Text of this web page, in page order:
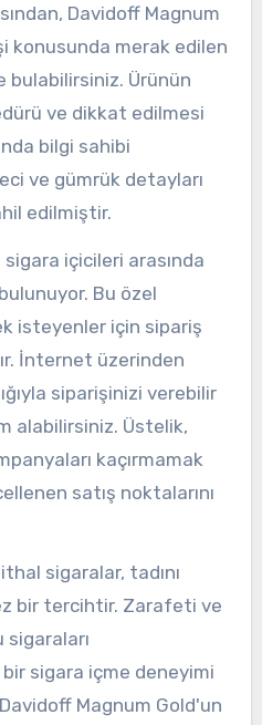
Davidoff Magnum
konusunda merak edilen
bulabilirsiniz. Ürünün
ve dikkat edilmesi
bilgi sahibi
ve gümrük detayları
edilmiştir.
içicileri arasında
Bu özel
isteyenler için sipariş
İnternet üzerinden
siparişinizi verebilir
alabilirsiniz. Üstelik,
kaçırmamak
satış noktalarını
sigaralar, tadını
bir tercihtir. Zarafeti ve
sigaraları
sigara içme deneyimi
Magnum Gold'un